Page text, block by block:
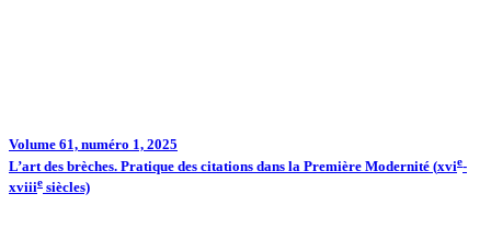
Volume 61, numéro 1, 2025
L’art des brèches. Pratique des citations dans la Première Modernité (xvie-
xviiie siècles)